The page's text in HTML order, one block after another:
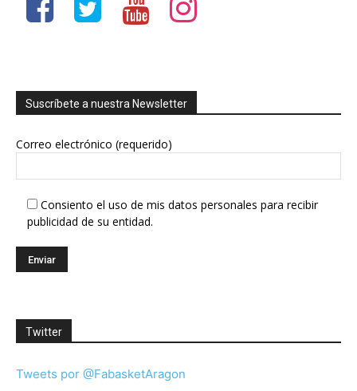
Suscríbete a nuestra Newsletter
Correo electrónico (requerido)
Consiento el uso de mis datos personales para recibir
publicidad de su entidad.
Twitter
Tweets por @FabasketAragon